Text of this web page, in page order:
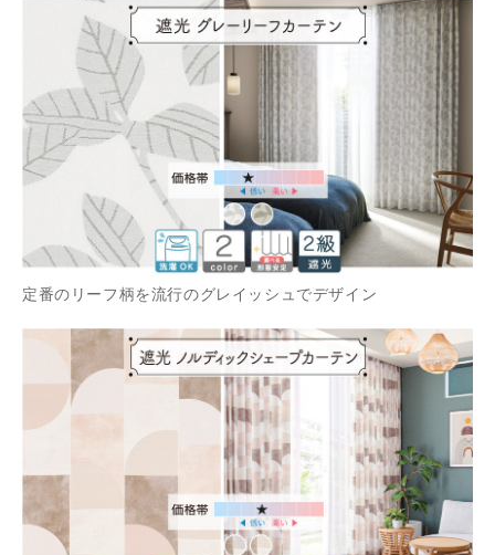
定番のリーフ柄を流行のグレイッシュでデザイン